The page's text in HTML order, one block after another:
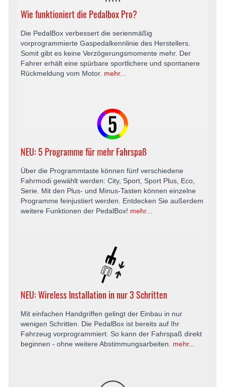
Wie funktioniert die Pedalbox Pro?
Die PedalBox verbessert die serienmäßig
vorprogrammierte Gaspedalkennlinie des Herstellers.
Somit gibt es keine Verzögerungsmomente mehr. Der
Fahrer erhält eine spürbare sportlichere und spontanere
Rückmeldung vom Motor. mehr...
NEU: 5 Programme für mehr Fahrspaß
Über die Programmtaste können fünf verschiedene
Fahrmodi gewählt werden: City, Sport, Sport Plus, Eco,
Serie. Mit den Plus- und Minus-Tasten können einzelne
Programme feinjustiert werden. Entdecken Sie außerdem
weitere Funktionen der PedalBox! mehr...
NEU: Wireless Installation in nur 3 Schritten
Mit einfachen Handgriffen gelingt der Einbau in nur
wenigen Schritten. Die PedalBox ist bereits auf Ihr
Fahrzeug vorprogrammiert. So kann der Fahrspaß direkt
beginnen - ohne weitere Abstimmungsarbeiten. mehr...